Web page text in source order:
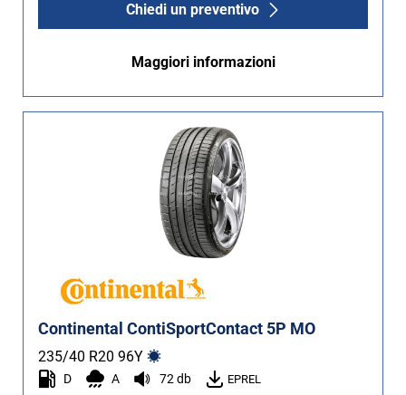
Chiedi un preventivo
Maggiori informazioni
Continental ContiSportContact 5P MO
235/40 R20 96Y
D A 72 db EPREL